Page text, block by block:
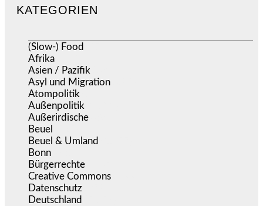
KATEGORIEN
(Slow-) Food
Afrika
Asien / Pazifik
Asyl und Migration
Atompolitik
Außenpolitik
Außerirdische
Beuel
Beuel & Umland
Bonn
Bürgerrechte
Creative Commons
Datenschutz
Deutschland